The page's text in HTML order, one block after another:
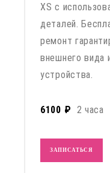
XS с
деталей.
ремонт
внешнего вида
устройства.
6100 ₽ 2 часа
ЗАПИСАТЬСЯ